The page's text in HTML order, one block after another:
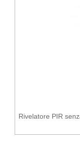
Rivelatore PIR